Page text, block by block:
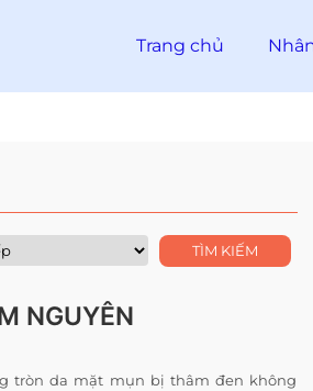
Trang chủ
NGUYÊN
tròn da mặt mụn bị thâm đen không